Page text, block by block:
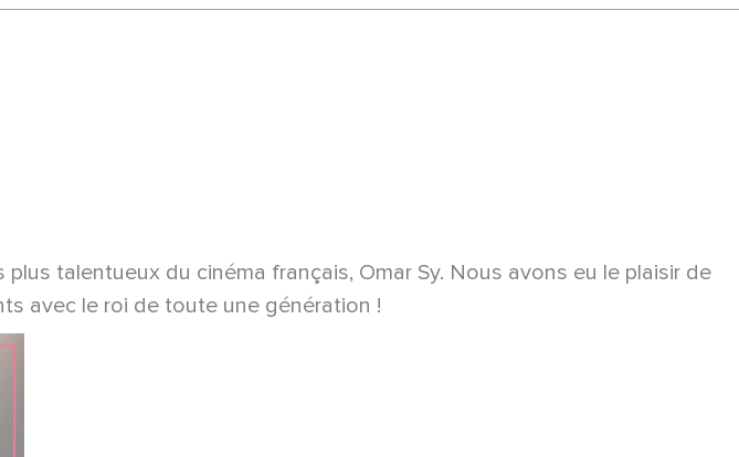
talentueux du cinéma français, Omar Sy. Nous avons eu le plaisir de
avec le roi de toute une génération !